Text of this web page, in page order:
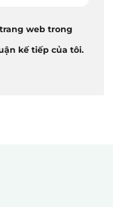
web trong
kế tiếp của tôi.